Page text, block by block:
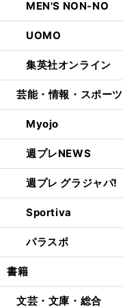
MEN'S NON-NO
UOMO
集英社オンライン
芸能・情報・スポーツ
Myojo
週プレNEWS
週プレ グラジャパ!
Sportiva
パラスポ
書籍
文芸・文庫・総合